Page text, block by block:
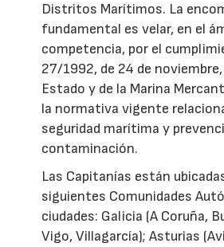
Distritos Marítimos. La
fundamental es velar, en el
competencia, por el
27/1992, de 24 de
Estado y de la Marina
la normativa vigente
seguridad marítima y
contaminación.
Las Capitanías están
siguientes Comunidades
ciudades: Galicia (A Coruña,
Vigo, Villagarcía); Asturias